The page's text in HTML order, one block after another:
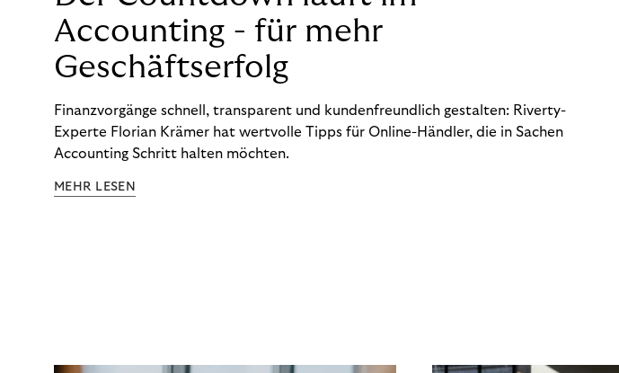
Accounting - für mehr
Geschäftserfolg
Finanzvorgänge schnell, transparent und kundenfreundlich gestalten: Riverty-
Experte Florian Krämer hat wertvolle Tipps für Online-Händler, die in Sachen
Accounting Schritt halten möchten.
MEHR LESEN